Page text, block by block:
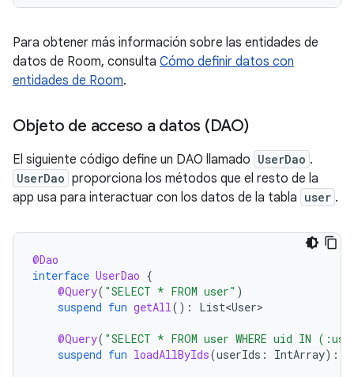
Para obtener más información sobre las entidades de
datos de Room, consulta Cómo definir datos con
entidades de Room.
Objeto de acceso a datos (DAO)
El siguiente código define un DAO llamado UserDao .
UserDao proporciona los métodos que el resto de la
app usa para interactuar con los datos de la tabla user .
@Dao
interface UserDao {
@Query( "SELECT * FROM user" )
suspend fun getAll (): List<User>
@Query( "SELECT * FROM user WHERE uid IN
suspend fun loadAllByIds(userIds : IntArray):